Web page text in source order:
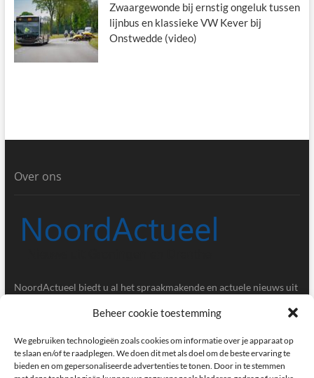
Beheer cookie toestemming
We gebruiken technologieën zoals cookies om informatie over je apparaat op
te slaan en/of te raadplegen. We doen dit met als doel om de beste ervaring te
bieden en om gepersonaliseerde advertenties te tonen. Door in te stemmen
Zwaargewonde bij ernstig ongeluk tussen
lijnbus en klassieke VW Kever bij
Onstwedde (video)
Over ons
NoordActueel biedt u al het spraakmakende en actuele nieuws uit
Gegevens
Postbus 5020, 9700GA, Groningen